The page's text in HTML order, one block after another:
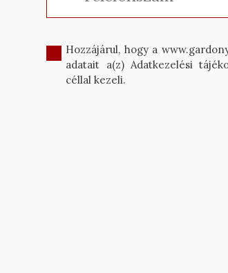
Hozzájárul, hogy a
adatait a(z) Adatkezelési
céllal kezeli.